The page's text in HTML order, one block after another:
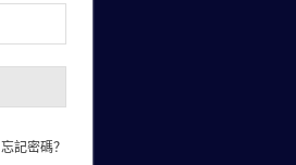
忘記密碼？